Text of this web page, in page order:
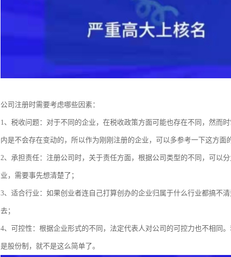
公司注册时需要考虑哪些因素：
1、税收问题：对于不同的企业，在税收政策方面可能也存在不同，然而
内是不会存在变动的，所以作为刚刚注册的企业，可以多参考一下这方面
2、承担责任：注册公司时，关于责任方面，根据公司类型的不同，可以
业，需要事先想清楚了；
3、适合行业：如果创业者连自己打算创办的企业归属于什么行业都搞不
去；
4、可控性：根据企业形式的不同，法定代表人对公司的可控力也不相同
是股份制，就不是这么简单了。